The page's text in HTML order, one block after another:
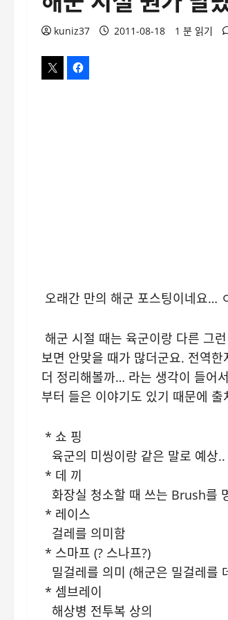
kuniz37 2011-08-18 1 분 읽기
오래간 만의 해군 포스팅이네요…
해군 시절 때는 육군이랑 다른 그
보면 안맞을 때가 많더군요. 전역
더 정리해볼까… 라는 생각이 들어
부터 들은 이야기도 있기 때문에 출
* 쇼 핑
육군의 미씽이랑 같은 말로 예상
* 데 끼
화장실 청소할 때 쓰는 Brush를
* 레이스
걸레를 의미함
* 스마프 (? 스나프?)
밀걸레를 의미 (해군은 밀걸레를
* 셈브레이
해상병 전투복 상의